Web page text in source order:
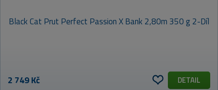
Black Cat Prut Perfect Passion X Bank 2,80m 350 g 2-Díl
2 749 Kč DETAIL